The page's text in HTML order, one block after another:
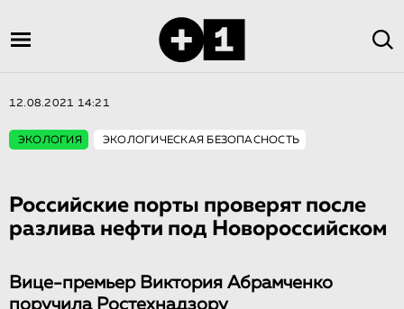
12.08.2021 14:21
ЭКОЛОГИЯ ЭКОЛОГИЧЕСКАЯ БЕЗОПАСНОСТЬ
Российские порты проверят после
разлива нефти под Новороссийском
Вице-премьер Виктория Абрамченко
поручила Ростехнадзору